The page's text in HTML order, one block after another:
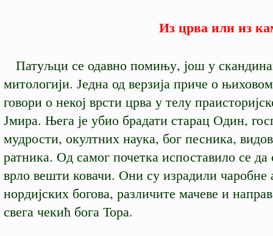
Из црва или из
Патуљци се одавно помињу, још у
митологији. Једна од верзија приче о
говори о некој врсти црва у телу
Јмира. Њега је убио брадати старац Один,
мудрости, окултних наука, бог песника,
ратника. Од самог почетка испоставило се
врло вешти ковачи. Они су израдили чаробне
нордијских богова, различите мачеве и
свега чекић бога Тора.